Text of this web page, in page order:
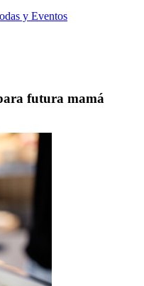
y Eventos
futura mamá